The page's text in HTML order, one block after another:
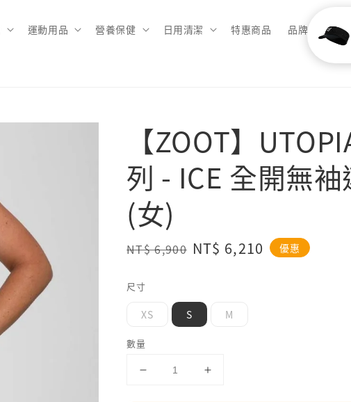
運動用品 營養保健 日用清潔 特惠商品 品牌總覽
【ZOOT】
列 - ICE 全開無
(女)
Regular
NT$ 6,900 Sale
NT$ 6,210 優惠
尺寸
XS S M
數量